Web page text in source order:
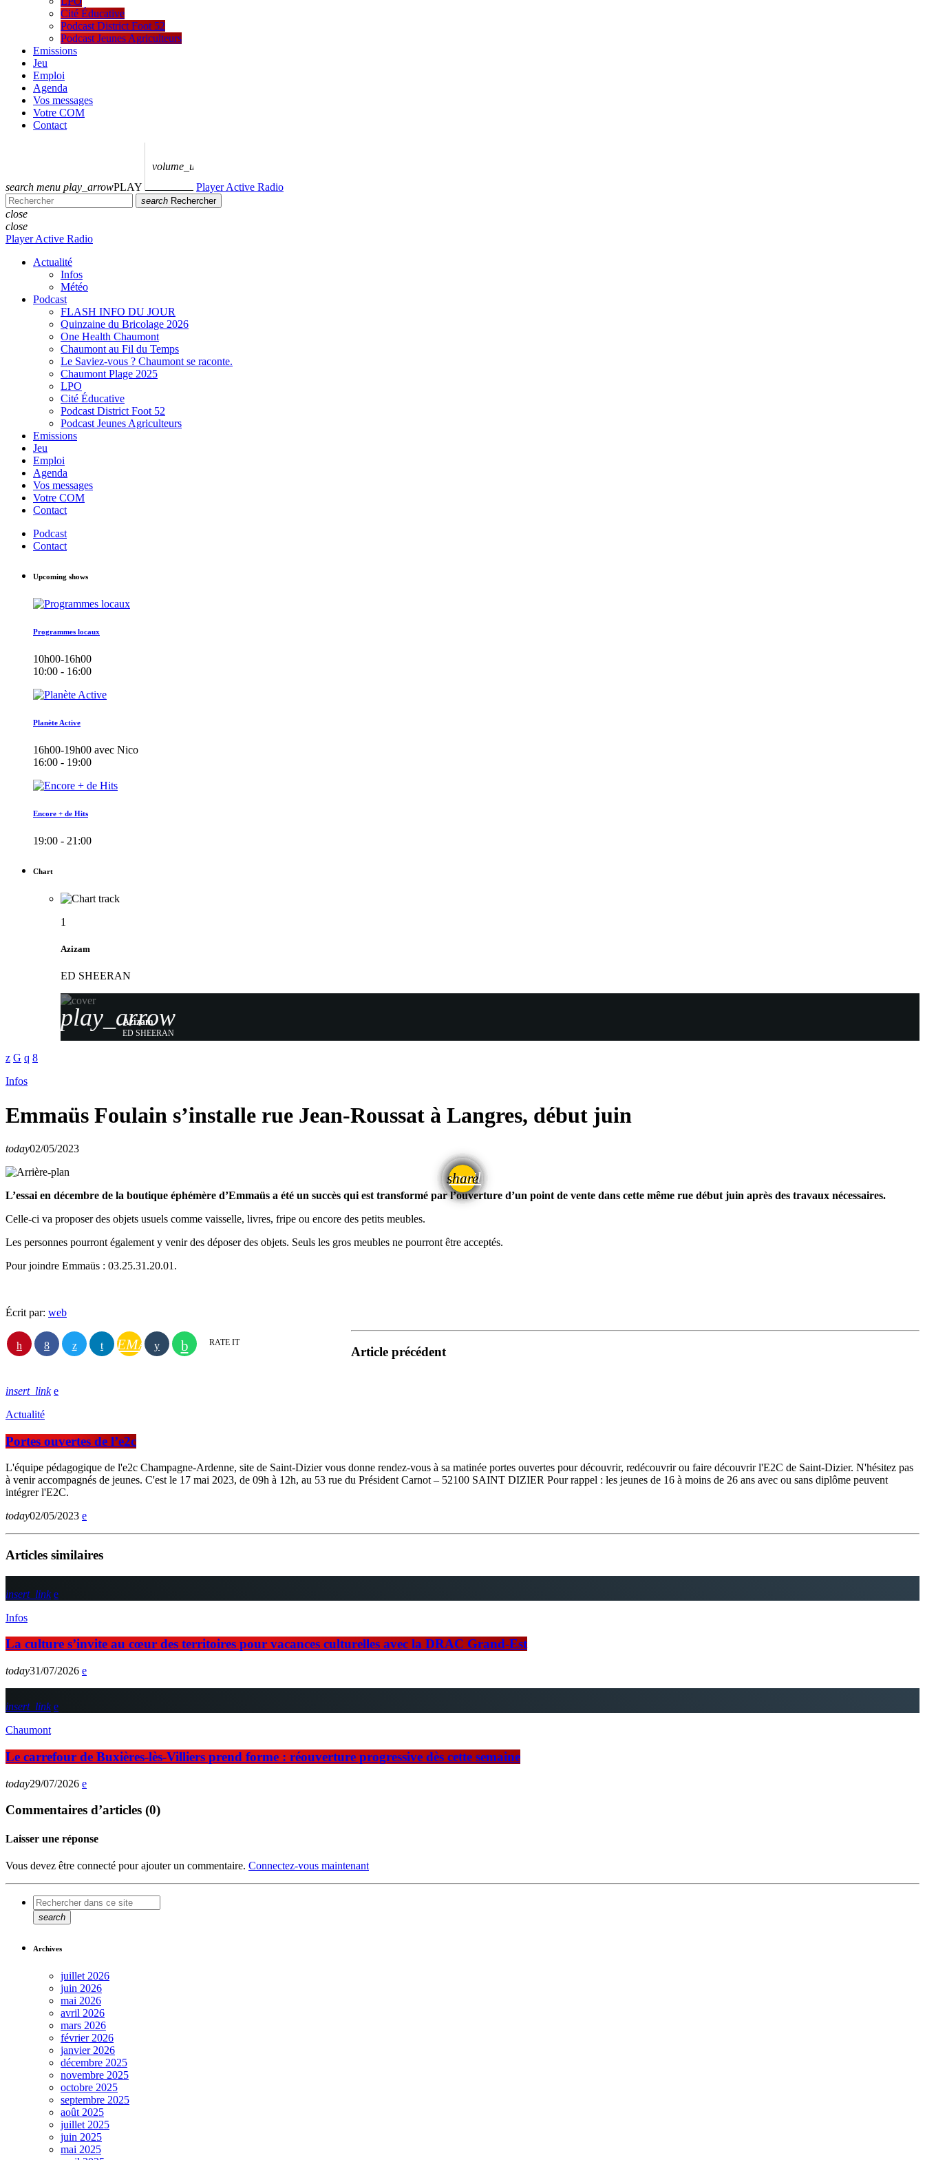
Cité Éducative
Podcast District Foot 52
Podcast Jeunes Agriculteurs
Emissions
Jeu
Emploi
Agenda
Vos messages
Votre COM
Contact
search menu play_arrowPLAY
volume_up
Player Active Radio
search Rechercher
close
close
Player Active Radio
Actualité
Infos
Météo
Podcast
FLASH INFO DU JOUR
Quinzaine du Bricolage 2026
One Health Chaumont
Chaumont au Fil du Temps
Le Saviez-vous ? Chaumont se raconte.
Chaumont Plage 2025
LPO
Cité Éducative
Podcast District Foot 52
Podcast Jeunes Agriculteurs
Emissions
Jeu
Emploi
Agenda
Vos messages
Votre COM
Contact
Podcast
Contact
Upcoming shows
Programmes locaux
10h00-16h00
10:00 - 16:00
Planète Active
16h00-19h00 avec Nico
16:00 - 19:00
Encore + de Hits
19:00 - 21:00
Chart
1
Azizam
ED SHEERAN
play_arrow
Azizam
ED SHEERAN
Infos
Emmaüs Foulain s’installe rue Jean-Roussat à Langres, début juin
today02/05/2023
share
email
L’essai en décembre de la boutique éphémère d’Emmaüs a été un succès qui est transformé par l’ouverture d’un point de vente dans cette même rue début juin après des travaux nécessaires.
Celle-ci va proposer des objets usuels comme vaisselle, livres, fripe ou encore des petits meubles.
Les personnes pourront également y venir des déposer des objets. Seuls les gros meubles ne pourront être acceptés.
Pour joindre Emmaüs : 03.25.31.20.01.
Écrit par: web
EMAIL RATE IT
Article précédent
insert_link
Actualité
Portes ouvertes de l’e2c
L'équipe pédagogique de l'e2c Champagne-Ardenne, site de Saint-Dizier vous donne rendez-vous à sa matinée portes ouvertes pour découvrir, redécouvrir ou faire découvrir l'E2C de Saint-Dizier. N'hésitez pas
à venir accompagnés de jeunes. C'est le 17 mai 2023, de 09h à 12h, au 53 rue du Président Carnot – 52100 SAINT DIZIER Pour rappel : les jeunes de 16 à moins de 26 ans avec ou sans diplôme peuvent
intégrer l'E2C.
today02/05/2023
Articles similaires
insert_link
Infos
La culture s’invite au cœur des territoires pour vacances culturelles avec la DRAC Grand-Est
today31/07/2026
insert_link
Chaumont
Le carrefour de Buxières-lès-Villiers prend forme : réouverture progressive dès cette semaine
today29/07/2026
Commentaires d’articles (0)
Laisser une réponse
Vous devez être connecté pour ajouter un commentaire. Connectez-vous maintenant
search
Archives
juillet 2026
juin 2026
mai 2026
avril 2026
mars 2026
février 2026
janvier 2026
décembre 2025
novembre 2025
octobre 2025
septembre 2025
août 2025
juillet 2025
juin 2025
mai 2025